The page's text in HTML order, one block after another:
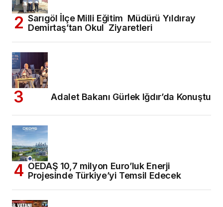
Sarıgöl İlçe Milli Eğitim Müdürü Yıldıray
Demirtaş’tan Okul Ziyaretleri
Adalet Bakanı Gürlek Iğdır’da Konuştu
OEDAŞ 10,7 milyon Euro’luk Enerji
Projesinde Türkiye’yi Temsil Edecek